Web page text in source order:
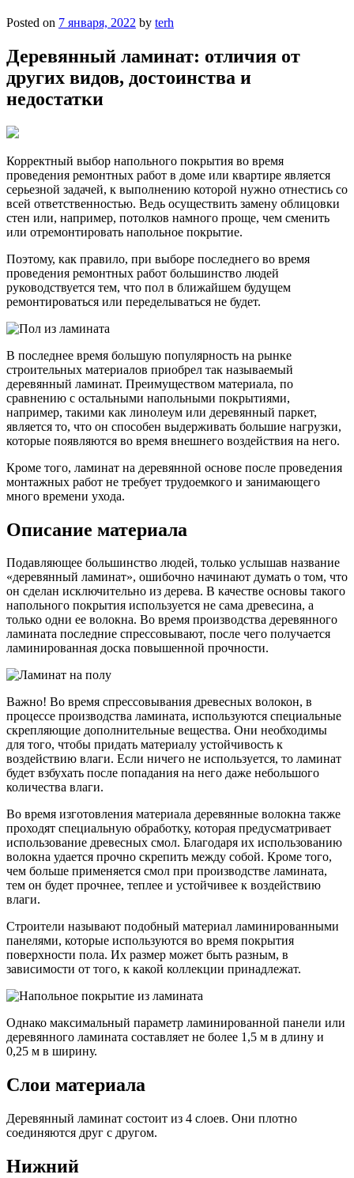
Posted on 7 января, 2022 by terh
Деревянный ламинат: отличия от
других видов, достоинства и
недостатки
Корректный выбор напольного покрытия во время
проведения ремонтных работ в доме или квартире является
серьезной задачей, к выполнению которой нужно отнестись со
всей ответственностью. Ведь осуществить замену облицовки
стен или, например, потолков намного проще, чем сменить
или отремонтировать напольное покрытие.
Поэтому, как правило, при выборе последнего во время
проведения ремонтных работ большинство людей
руководствуется тем, что пол в ближайшем будущем
ремонтироваться или переделываться не будет.
В последнее время большую популярность на рынке
строительных материалов приобрел так называемый
деревянный ламинат. Преимуществом материала, по
сравнению с остальными напольными покрытиями,
например, такими как линолеум или деревянный паркет,
является то, что он способен выдерживать большие нагрузки,
которые появляются во время внешнего воздействия на него.
Кроме того, ламинат на деревянной основе после проведения
монтажных работ не требует трудоемкого и занимающего
много времени ухода.
Описание материала
Подавляющее большинство людей, только услышав название
«деревянный ламинат», ошибочно начинают думать о том, что
он сделан исключительно из дерева. В качестве основы такого
напольного покрытия используется не сама древесина, а
только одни ее волокна. Во время производства деревянного
ламината последние спрессовывают, после чего получается
ламинированная доска повышенной прочности.
Важно! Во время спрессовывания древесных волокон, в
процессе производства ламината, используются специальные
скрепляющие дополнительные вещества. Они необходимы
для того, чтобы придать материалу устойчивость к
воздействию влаги. Если ничего не используется, то ламинат
будет взбухать после попадания на него даже небольшого
количества влаги.
Во время изготовления материала деревянные волокна также
проходят специальную обработку, которая предусматривает
использование древесных смол. Благодаря их использованию
волокна удается прочно скрепить между собой. Кроме того,
чем больше применяется смол при производстве ламината,
тем он будет прочнее, теплее и устойчивее к воздействию
влаги.
Строители называют подобный материал ламинированными
панелями, которые используются во время покрытия
поверхности пола. Их размер может быть разным, в
зависимости от того, к какой коллекции принадлежат.
Однако максимальный параметр ламинированной панели или
деревянного ламината составляет не более 1,5 м в длину и
0,25 м в ширину.
Слои материала
Деревянный ламинат состоит из 4 слоев. Они плотно
соединяются друг с другом.
Нижний